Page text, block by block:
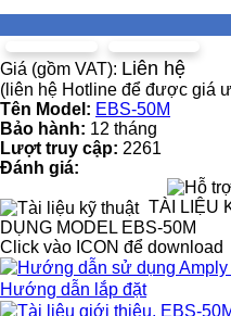
Giá (gồm VAT): Liên hệ
(liên hệ Hotline để được giá
Tên Model: EBS-50M
Bảo hành: 12 tháng
Lượt truy cập: 2261
Đánh giá:
TÀI LIỆU
DỤNG MODEL EBS-50M
Click vào ICON để download
Hướng dẫn lắp đặt